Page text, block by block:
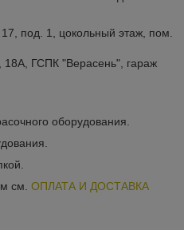
под. 1, цокольный этаж, пом.
18А, ГСПК "Верасень", гараж
оборудования.
см. ОПЛАТА И ДОСТАВКА